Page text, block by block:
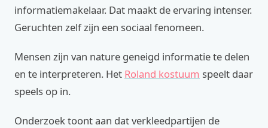
informatiemakelaar. Dat maakt de ervaring intenser.
Geruchten zelf zijn een sociaal fenomeen.
Mensen zijn van nature geneigd informatie te delen
en te interpreteren. Het Roland kostuum speelt daar
speels op in.
Onderzoek toont aan dat verkleedpartijen de